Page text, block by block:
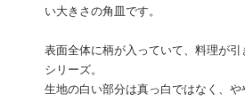
い大きさの角皿です。
表面全体に柄が入っていて、料理が引
シリーズ。
生地の白い部分は真っ白ではなく、や